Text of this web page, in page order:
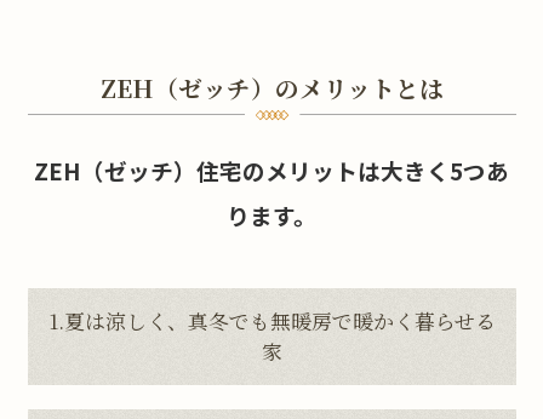
ZEH（ゼッチ）のメリットとは
ZEH（ゼッチ）住宅のメリットは大きく5つあ
ります。
1.夏は涼しく、真冬でも無暖房で暖かく暮らせる
家